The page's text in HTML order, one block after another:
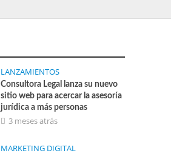
LANZAMIENTOS
Consultora Legal lanza su nuevo
sitio web para acercar la asesoría
jurídica a más personas
3 meses atrás
MARKETING DIGITAL